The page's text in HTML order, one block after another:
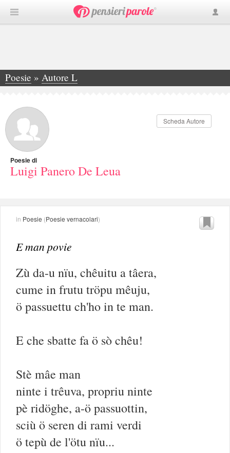
Poesie » Autore L
»Luigi Panero De Leua
Scheda Autore
Poesie di
Luigi Panero De Leua
in Poesie (Poesie vernacolari)
E man povie
Zù da-u nïu, chêuitu a tâera,
cume in frutu tröpu mêuju,
ö passuettu ch'ho in te man.
E che sbatte fa ö sò chêu!
Stè mâe man
ninte i trêuva, propriu ninte
pè ridöghe, a-ö passuottin,
sciù ö seren di rami verdi
ö tepù de l'ötu nïu...